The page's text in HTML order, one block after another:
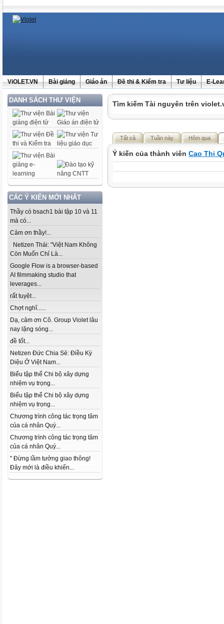
ViOLET.VN Bài giảng Giáo án Đề thi & Kiểm tra Tư liệu E-
DANH SÁCH THƯ VIỆN
CÁC Ý KIẾN MỚI NHẤT
Thầy có bsach1 bài tập 10 và 11
mà có...
Cảm ơn thầy!...
Netizen Thái: "Việt Nam Không
Còn Muốn Chỉ Là...
Google Flow is a browser-based
AI filmmaking studio that
leverages...
rất tuyệt...
Chợt nghĩ......
Dạ, cảm ơn Cô. Group Violet lâu
nay lặng sóng...
đề tốt...
Netizen Đức Chia Sẻ: Điều Kỳ
Diệu Ở Việt Nam...
Biểu tập thể Chi bộ xây dựng
nhiệm vụ trọng...
Biểu tập thể Chi bộ xây dựng
nhiệm vụ trọng...
Chương trình công tác trọng tâm
của cá nhân Quý...
Chương trình công tác trọng tâm
của cá nhân Quý...
" Đừng lầm tưởng giao thông!
Đây mới là điều khiến...
Tìm kiếm Tài nguyên trên
Tất cả Tuần này Hôm qua
Ý kiến của thành viên Cao Thị